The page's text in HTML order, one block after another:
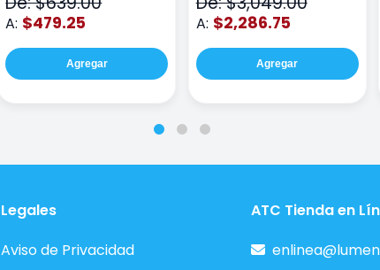
A: $479.25
Agregar
A: $2,286.75
Agregar
Legales
Aviso de Privacidad
ATC Tienda en